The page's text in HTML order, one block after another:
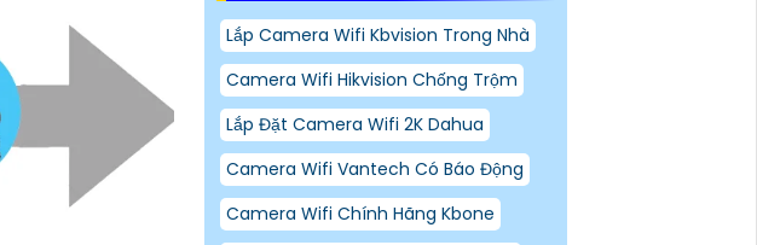
Lắp Camera Wifi Kbvision Trong Nhà
Camera Wifi Hikvision Chống Trộm
Lắp Đặt Camera Wifi 2K Dahua
Camera Wifi Vantech Có Báo Động
Camera Wifi Chính Hãng Kbone